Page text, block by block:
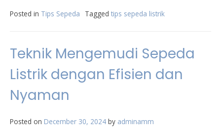
Posted in Tips Sepeda Tagged tips sepeda listrik
Teknik Mengemudi Sepeda
Listrik dengan Efisien dan
Nyaman
Posted on December 30, 2024 by adminamm